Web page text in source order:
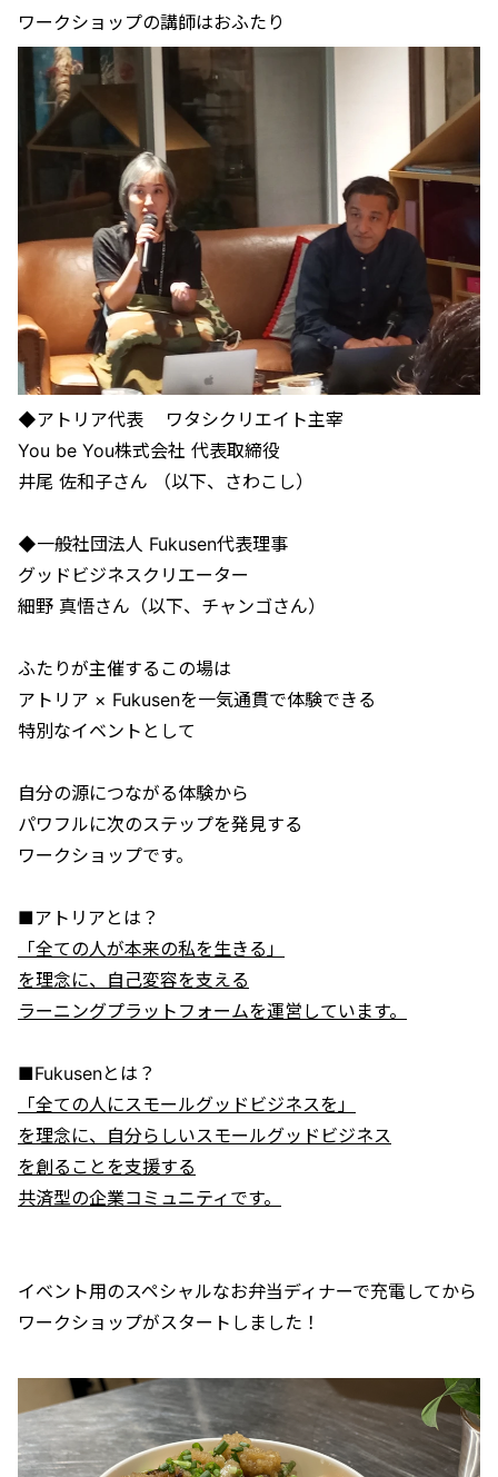
ワークショップの講師はおふたり
◆アトリア代表 ワタシクリエイト主宰
You be You株式会社 代表取締役
井尾 佐和子さん （以下、さわこし）
◆一般社団法人 Fukusen代表理事
グッドビジネスクリエーター
細野 真悟さん（以下、チャンゴさん）
ふたりが主催するこの場は
アトリア × Fukusenを一気通貫で体験できる
特別なイベントとして
自分の源につながる体験から
パワフルに次のステップを発見する
ワークショップです。
■アトリアとは？
「全ての人が本来の私を生きる」
を理念に、自己変容を支える
ラーニングプラットフォームを運営しています。
■Fukusenとは？
「全ての人にスモールグッドビジネスを」
を理念に、自分らしいスモールグッドビジネス
を創ることを支援する
共済型の企業コミュニティです。
イベント用のスペシャルなお弁当ディナーで充電してから
ワークショップがスタートしました！